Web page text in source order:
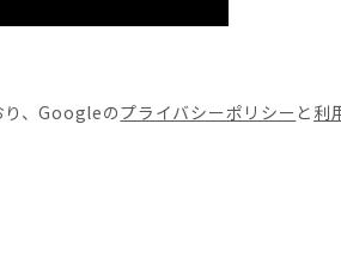
り、Googleのプライバシーポリシー と 利